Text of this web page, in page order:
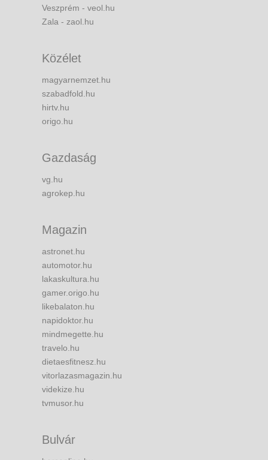
Veszprém - veol.hu
Zala - zaol.hu
Közélet
magyarnemzet.hu
szabadfold.hu
hirtv.hu
origo.hu
Gazdaság
vg.hu
agrokep.hu
Magazin
astronet.hu
automotor.hu
lakaskultura.hu
gamer.origo.hu
likebalaton.hu
napidoktor.hu
mindmegette.hu
travelo.hu
dietaesfitnesz.hu
vitorlazasmagazin.hu
videkize.hu
tvmusor.hu
Bulvár